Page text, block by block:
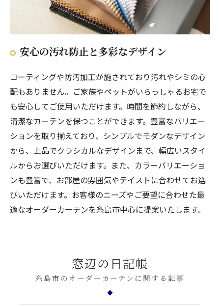
安心の汚れ防止と多彩なデザイン
コーティングや防汚加工が施されており汚れやシミの心
配もありません。ご家族やペットがいらっしゃるお宅で
も安心してご使用いただけます。時間を節約しながら、
清潔なカーテンを保つことができます。豊富なバリエー
ションを取り揃えており、シンプルでモダンなデザイン
から、上品でクラシカルなデザインまで、幅広いスタイ
ルからお選びいただけます。また、カラーバリエーショ
ンも豊富で、お部屋の雰囲気やテイストに合わせてお選
びいただけます。お客様のニーズやご要望に合わせた最
適なオーダーカーテンを糸島市中心に提案いたします。
窓辺の日記帳
糸島市のオーダーカーテンに関する記事